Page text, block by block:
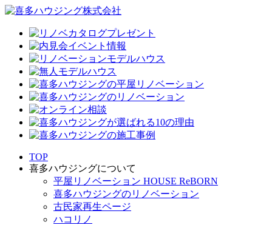
TOP
喜多ハウジングについて
平屋リノベーション HOUSE ReBORN
喜多ハウジングのリノベーション
古民家再生ページ
ハコリノ